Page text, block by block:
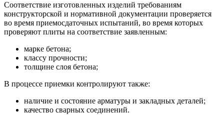
Соответствие изготовленных изделий требованиям
конструкторской и нормативной документации проверяется
во время приемосдаточных испытаний, во время которых
проверяют плиты на соответствие заявленным:
марке бетона;
классу прочности;
толщине слоя бетона;
В процессе приемки контролируют также:
наличие и состояние арматуры и закладных деталей;
качество сварных соединений.